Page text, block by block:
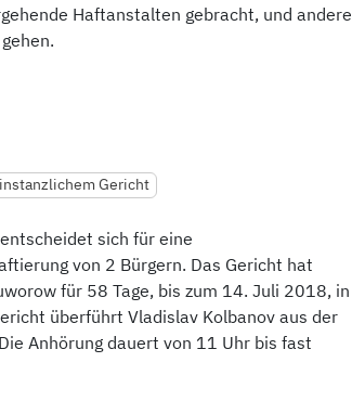
Haftanstalten gebracht, und andere
Gericht
sich für eine
von 2 Bürgern. Das Gericht hat
für 58 Tage, bis zum 14. Juli 2018, in
überführt Vladislav Kolbanov aus der
Anhörung dauert von 11 Uhr bis fast